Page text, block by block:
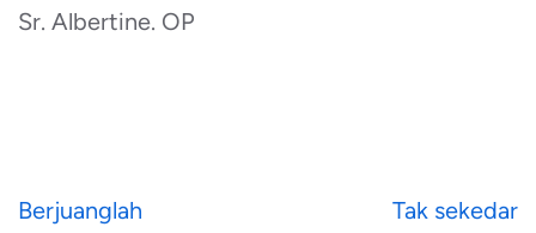
Sr. Albertine. OP
Navigasi
Berjuanglah
Tak sekedar